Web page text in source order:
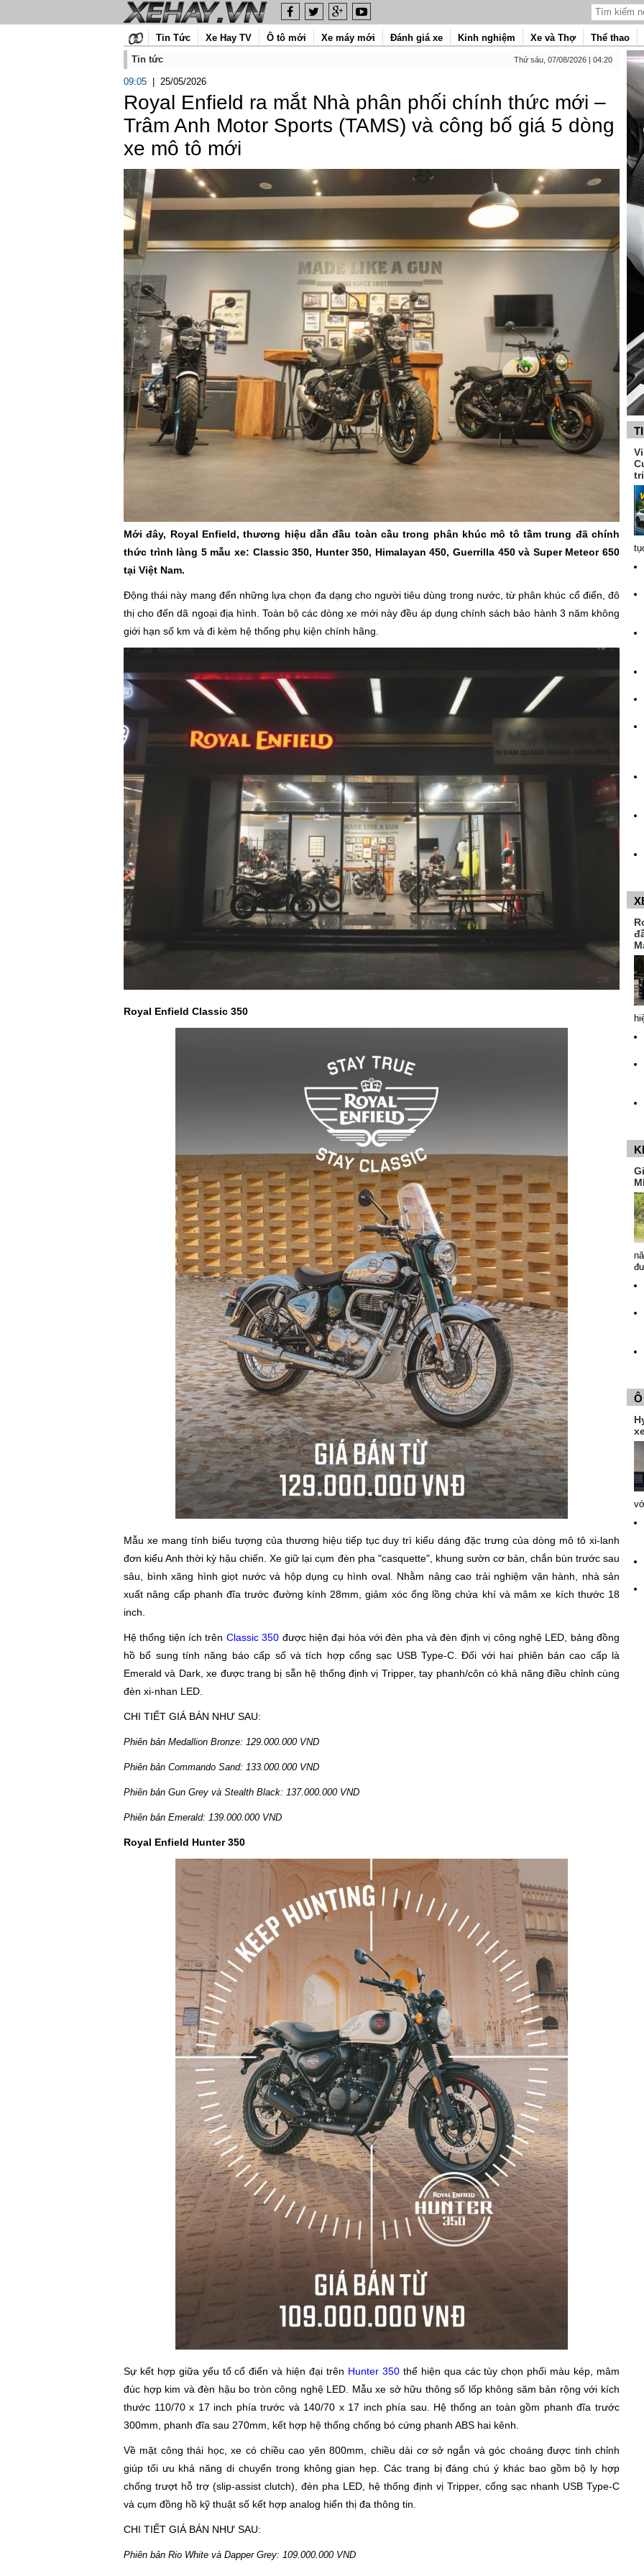
Tin Tức Xe Hay TV Ô tô mới Xe máy mới Đánh giá xe Kinh nghiệm Xe và Thợ Thể thao
Tin tức
Thứ sáu, 07/08/2026 | 04:20
09:05 25/05/2026
Royal Enfield ra mắt Nhà phân phối chính thức mới –
Trâm Anh Motor Sports (TAMS) và công bố giá 5 dòng
xe mô tô mới
Mới đây, Royal Enfield, thương hiệu dẫn đầu toàn cầu trong phân khúc mô tô tầm trung đã chính
thức trình làng 5 mẫu xe: Classic 350, Hunter 350, Himalayan 450, Guerrilla 450 và Super Meteor 650
tại Việt Nam.
Động thái này mang đến những lựa chọn đa dạng cho người tiêu dùng trong nước, từ phân khúc cổ điển, đô
thị cho đến dã ngoại địa hình. Toàn bộ các dòng xe mới này đều áp dụng chính sách bảo hành 3 năm không
giới hạn số km và đi kèm hệ thống phụ kiện chính hãng.
Royal Enfield Classic 350
Mẫu xe mang tính biểu tượng của thương hiệu tiếp tục duy trì kiểu dáng đặc trưng của dòng mô tô xi-lanh
đơn kiểu Anh thời kỳ hậu chiến. Xe giữ lại cụm đèn pha "casquette", khung sườn cơ bản, chắn bùn trước sau
sâu, bình xăng hình giọt nước và hộp dụng cụ hình oval. Nhằm nâng cao trải nghiệm vận hành, nhà sản
xuất nâng cấp phanh đĩa trước đường kính 28mm, giảm xóc ống lồng chứa khí và mâm xe kích thước 18
inch.
Hệ thống tiện ích trên Classic 350 được hiện đại hóa với đèn pha và đèn định vị công nghệ LED, bảng đồng
hồ bổ sung tính năng báo cấp số và tích hợp cổng sạc USB Type-C. Đối với hai phiên bản cao cấp là
Emerald và Dark, xe được trang bị sẵn hệ thống định vị Tripper, tay phanh/côn có khả năng điều chỉnh cùng
đèn xi-nhan LED.
CHI TIẾT GIÁ BÁN NHƯ SAU:
Phiên bản Medallion Bronze: 129.000.000 VND
Phiên bản Commando Sand: 133.000.000 VND
Phiên bản Gun Grey và Stealth Black: 137.000.000 VND
Phiên bản Emerald: 139.000.000 VND
Royal Enfield Hunter 350
Sự kết hợp giữa yếu tố cổ điển và hiện đại trên Hunter 350thể hiện qua các tùy chọn phối màu kép, mâm
đúc hợp kim và đèn hậu bo tròn công nghệ LED. Mẫu xe sở hữu thông số lốp không săm bản rộng với kích
thước 110/70 x 17 inch phía trước và 140/70 x 17 inch phía sau. Hệ thống an toàn gồm phanh đĩa trước
300mm, phanh đĩa sau 270mm, kết hợp hệ thống chống bó cứng phanh ABS hai kênh.
Về mặt công thái học, xe có chiều cao yên 800mm, chiều dài cơ sở ngắn và góc choáng được tinh chỉnh
giúp tối ưu khả năng di chuyển trong không gian hẹp. Các trang bị đáng chú ý khác bao gồm bộ ly hợp
chống trượt hỗ trợ (slip-assist clutch), đèn pha LED, hệ thống định vị Tripper, cổng sạc nhanh USB Type-C
và cụm đồng hồ kỹ thuật số kết hợp analog hiển thị đa thông tin.
CHI TIẾT GIÁ BÁN NHƯ SAU:
Phiên bản Rio White và Dapper Grey: 109.000.000 VND